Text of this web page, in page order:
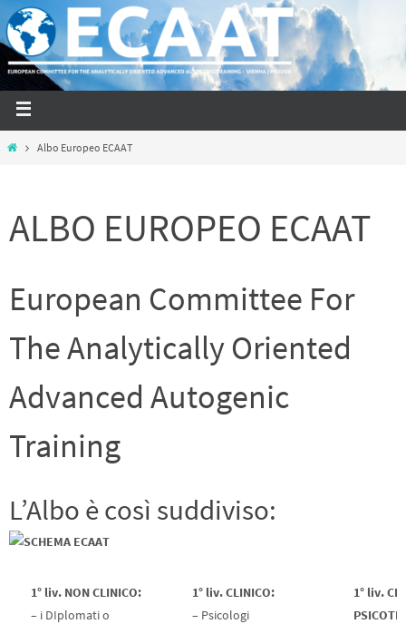
Albo Europeo ECAAT
ALBO EUROPEO ECAAT
European Committee For
The Analytically Oriented
Advanced Autogenic
Training
L’Albo è così suddiviso:
1° liv. NON CLINICO:
– i DIplomati o
1° liv. CLINICO:
– Psicologi
1° liv.